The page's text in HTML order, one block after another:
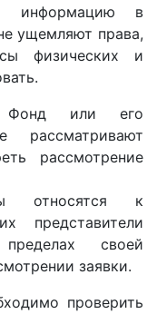
информацию в
ущемляют права,
физических и
Фонд или его
рассматривают
рассмотрение
относятся к
представители
своей
заявки.
проверить